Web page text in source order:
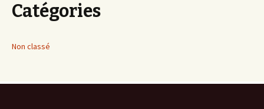
Catégories
Non classé